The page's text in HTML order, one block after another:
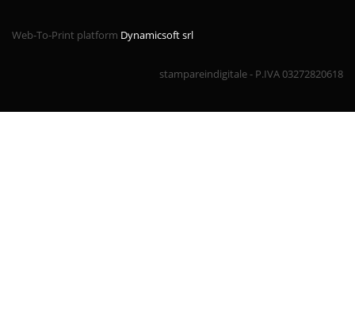
Web-To-Print platform Dynamicsoft srl
stampareindigitale - P.IVA 03272820618